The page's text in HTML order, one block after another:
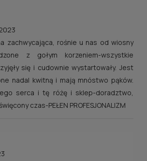
zachwycająca, rośnie u nas od wiosny
z gołym korzeniem-wszystkie
się i cudownie wystartowały. Jest
nadal kwitną i mają mnóstwo pąków.
serca i tę różę i sklep-doradztwo,
czas-PEŁEN PROFESJONALIZM